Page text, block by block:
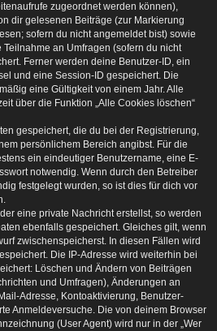
zugeordnet werden können),
dir gelesenen Beiträge (zur Markierung
sofern du nicht angemeldet bist) sowie
Teilnahme an Umfragen (sofern du nicht
Ferner werden deine Benutzer-ID, ein
und eine Session-ID gespeichert. Die
eine Gültigkeit von einem Jahr. Alle
über die Funktion „Alle Cookies löschen“
gespeichert, die du bei der Registrierung,
persönlichem Bereich angibst. Für die
ein eindeutiger Benutzername, eine E-
notwendig. Wenn durch den Betreiber
festgelegt wurden, so ist dies für dich vor
eine private Nachricht erstellst, so werden
ebenfalls gespeichert. Gleiches gilt, wenn
zwischenspeicherst. In diesen Fällen wird
Die IP-Adresse wird weiterhin bei
Löschen und Ändern von Beiträgen
und Umfragen), Änderungen an
Adresse, Kontoaktivierung, Benutzer-
Anmeldeversuche. Die von deinem Browser
(User Agent) wird nur in der „Wer